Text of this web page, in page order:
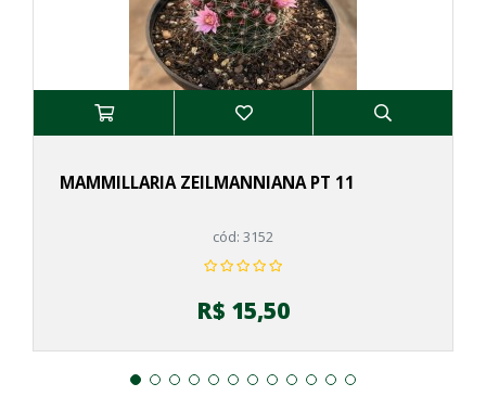
MAMMILLARIA ZEILMANNIANA PT 11
cód: 3152
R$ 15,50